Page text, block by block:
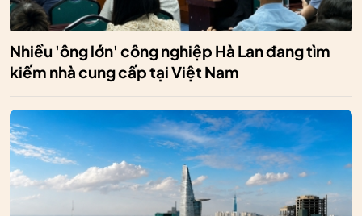
Nhiều 'ông lớn' công nghiệp Hà Lan đang tìm
kiếm nhà cung cấp tại Việt Nam